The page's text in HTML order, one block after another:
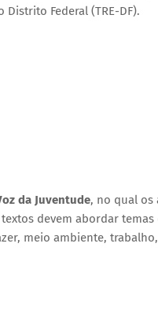
Federal (TRE-DF).
da Juventude, no qual os
devem abordar
meio ambiente,